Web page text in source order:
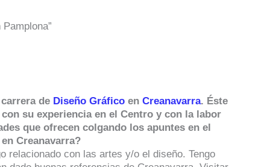
de Diseño Gráfico en Creanavarra. Éste
su experiencia en el Centro y con la labor
que ofrecen colgando los apuntes en el
Creanavarra?
relacionado con las artes y/o el diseño. Tengo